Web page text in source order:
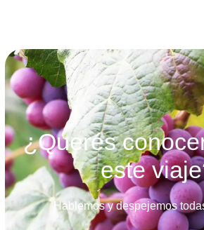
¿Querés
este
Hablemos y despejemos